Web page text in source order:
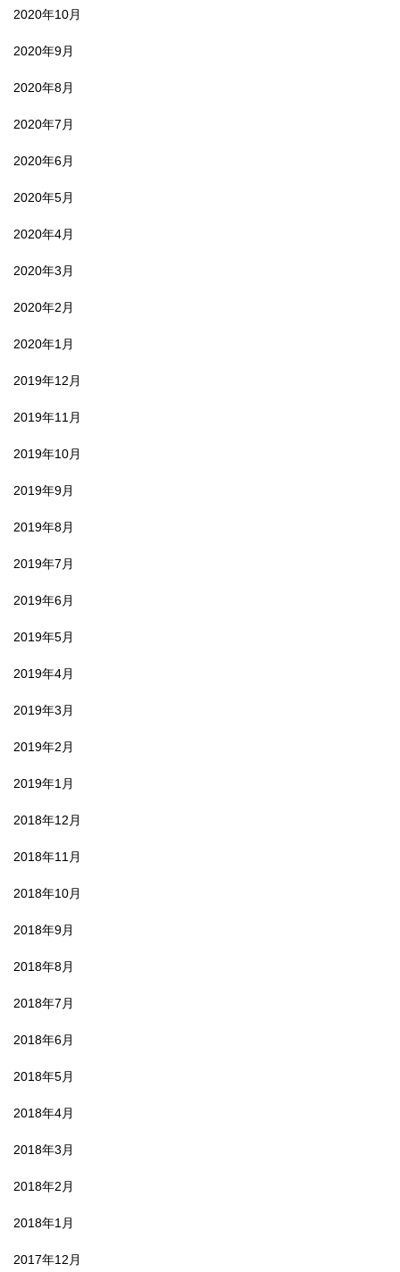
2020年10月
2020年9月
2020年8月
2020年7月
2020年6月
2020年5月
2020年4月
2020年3月
2020年2月
2020年1月
2019年12月
2019年11月
2019年10月
2019年9月
2019年8月
2019年7月
2019年6月
2019年5月
2019年4月
2019年3月
2019年2月
2019年1月
2018年12月
2018年11月
2018年10月
2018年9月
2018年8月
2018年7月
2018年6月
2018年5月
2018年4月
2018年3月
2018年2月
2018年1月
2017年12月